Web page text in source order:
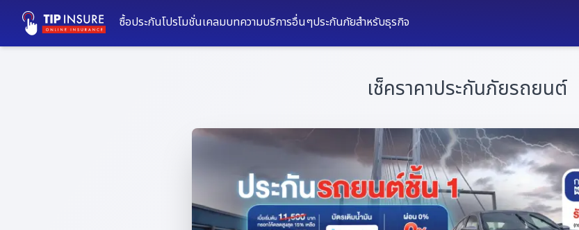
ซื้อประกันโปรโมชั่นเคลมบทความบริการอื่นๆประกันภัยสำหรับธุรกิจ
เช็คราคาประกันภัยรถยนต์